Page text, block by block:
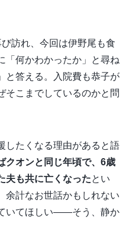
訪れ、今回は伊野尾も食
「何かわかったか」と尋ね
と答える。入院費も恭子が
そこまでしているのかと問
したくなる理由があると語
クオンと同じ年頃で、6歳
夫も共に亡くなったとい
余計なお世話かもしれない
いてほしい――そう、静か